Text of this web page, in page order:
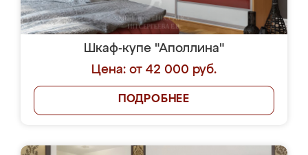
Шкаф-купе "Аполлина"
Цена: от 42 000 руб.
ПОДРОБНЕЕ